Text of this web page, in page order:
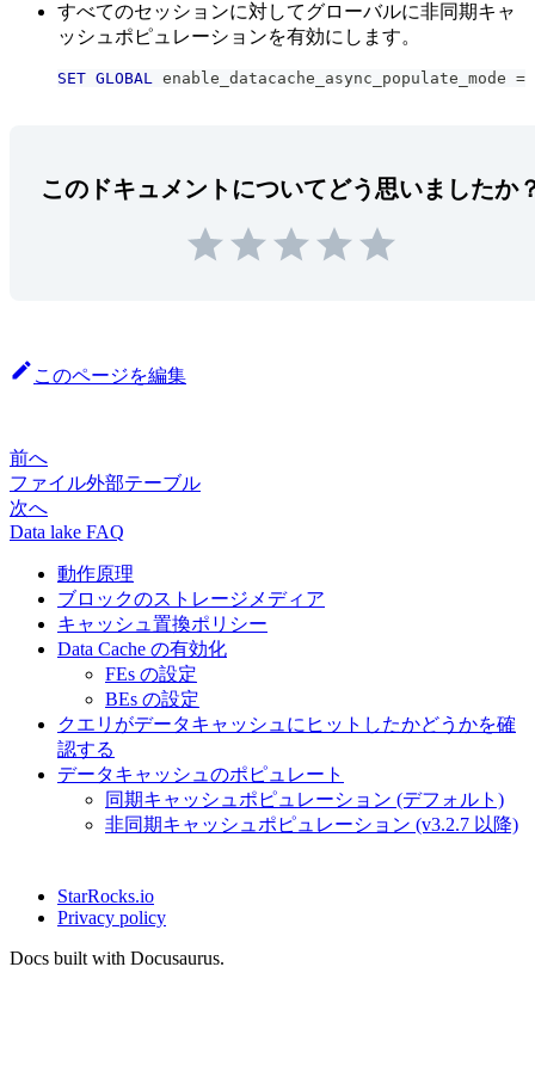
すべてのセッションに対してグローバルに非同期キャ
ッシュポピュレーションを有効にします。
SET GLOBAL enable_datacache_async_populate_mode =
このドキュメントについてどう思いましたか
このページを編集
前へ
ファイル外部テーブル
次へ
Data lake FAQ
動作原理
ブロックのストレージメディア
キャッシュ置換ポリシー
Data Cache の有効化
FEs の設定
BEs の設定
クエリがデータキャッシュにヒットしたかどうかを確
認する
データキャッシュのポピュレート
同期キャッシュポピュレーション (デフォルト)
非同期キャッシュポピュレーション (v3.2.7 以降)
StarRocks.io
Privacy policy
Docs built with Docusaurus.